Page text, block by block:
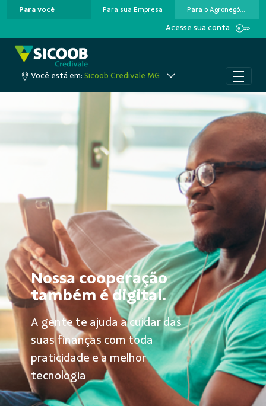
Pular para o Conteúdo principal
Para você Para sua Empresa Para o Agronegócio
Acesse sua conta
Você está em: Sicoob Credivale MG
Nossa cooperação
também é digital.
A gente te ajuda a cuidar das
suas finanças com toda
praticidade e a melhor
tecnologia